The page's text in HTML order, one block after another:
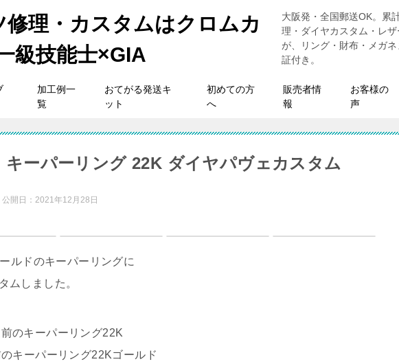
大阪発・全国郵送OK。累
理・ダイヤカスタム・レ
が、リング・財布・メガ
証付き。
加工例一
覧
おてがる発送キ
ット
初めての方
へ
販売者情
報
お客様の
声
キーパーリング 22K ダイヤパヴェカスタム
公開日： 2021年12月28日
ルドのキーパーリングに
ムしました。
キーパーリング22Kゴールド